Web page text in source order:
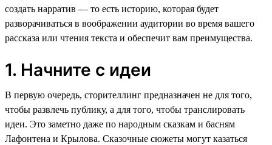
создать нарратив — то есть историю, которая будет
разворачиваться в воображении аудитории во время вашего
рассказа или чтения текста и обеспечит вам преимущества.
1. Начните с идеи
В первую очередь, сторителлинг предназначен не для того,
чтобы развлечь публику, а для того, чтобы транслировать
идеи. Это заметно даже по народным сказкам и басням
Лафонтена и Крылова. Сказочные сюжеты могут казаться